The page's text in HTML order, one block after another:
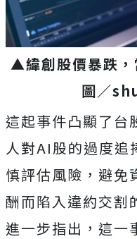
▲緯創股價暴跌，
圖／
這起事件凸顯了台
人對AI股的過度追
慎評估風險，避免
酬而陷入違約交割
進一步指出，這一